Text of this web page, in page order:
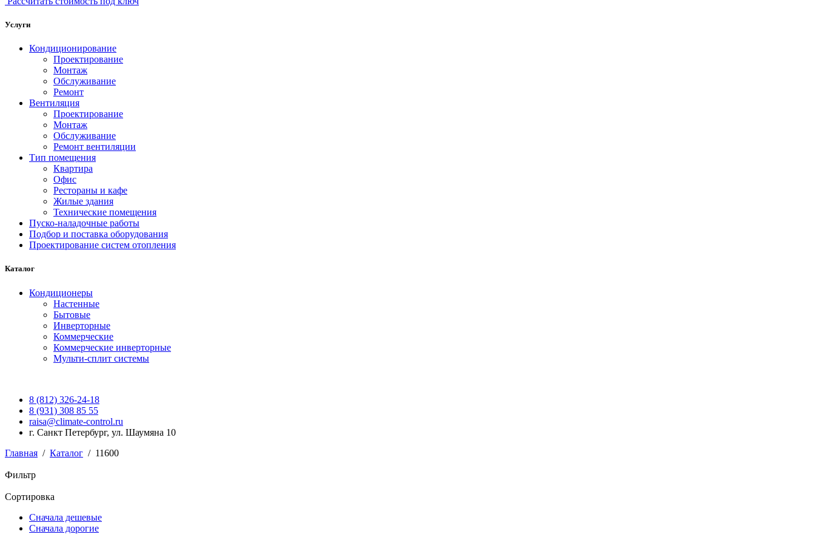
Услуги
Кондиционирование
Проектирование
Монтаж
Обслуживание
Ремонт
Вентиляция
Проектирование
Монтаж
Обслуживание
Ремонт вентиляции
Тип помещения
Квартира
Офис
Рестораны и кафе
Жилые здания
Технические помещения
Пуско-наладочные работы
Подбор и поставка оборудования
Проектирование систем отопления
Каталог
Кондиционеры
Настенные
Бытовые
Инверторные
Коммерческие
Коммерческие инверторные
Мульти-сплит системы
8 (812) 326-24-18
8 (931) 308 85 55
raisa@climate-control.ru
г. Санкт Петербург, ул. Шаумяна 10
Главная / Каталог / 11600
Фильтр
Сортировка
Сначала дешевые
Сначала дорогие